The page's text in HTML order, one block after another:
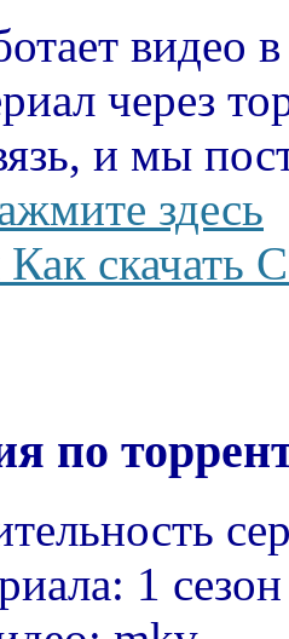
видео
через
и мы
здесь
скачать
по
1